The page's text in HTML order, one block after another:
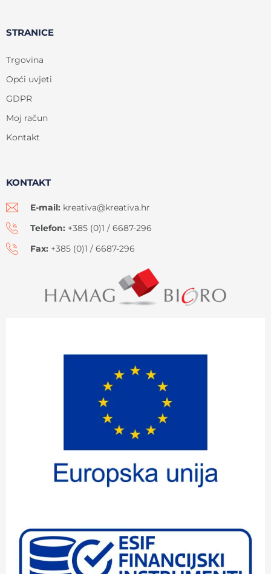
STRANICE
Trgovina
Opći uvjeti
GDPR
Moj račun
Kontakt
KONTAKT
E-mail: kreativa@kreativa.hr
Telefon: +385 (0)1 / 6687-296
Fax: +385 (0)1 / 6687-296